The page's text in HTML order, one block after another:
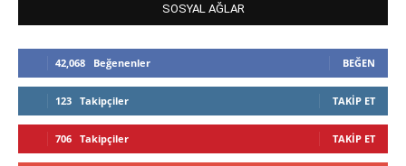
SOSYAL AĞLAR
42,068 Beğenenler BEĞEN
123 Takipçiler TAKIP ET
706 Takipçiler TAKIP ET